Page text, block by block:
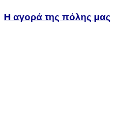
Η αγορά της πόλης μας